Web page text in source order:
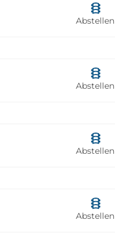
Abstellen
Abstellen
Abstellen
Abstellen